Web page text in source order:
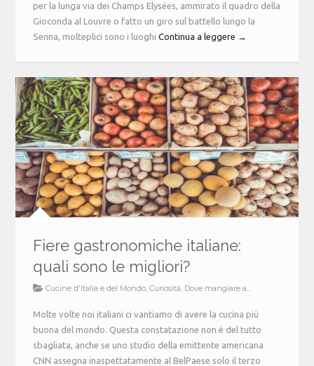
per la lunga via dei Champs Elysées, ammirato il quadro della
Gioconda al Louvre o fatto un giro sul battello lungo la
Senna, molteplici sono i luoghiContinua a leggere →
Fiere gastronomiche italiane:
quali sono le migliori?
Cucine d'Italia e del Mondo,Curiosità, Dove mangiare a...
Molte volte noi italiani ci vantiamo di avere la cucina più
buona del mondo. Questa constatazione non è del tutto
sbagliata, anche se uno studio della emittente americana
CNN assegna inaspettatamente al BelPaese solo il terzo